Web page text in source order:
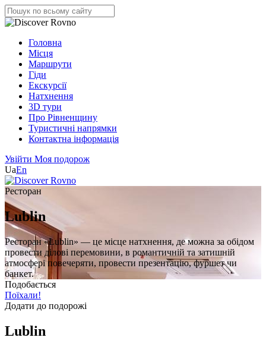
Головна
Місця
Маршрути
Гіди
Екскурсії
Натхнення
3D тури
Про Рівненщину
Туристичні напрямки
Контактна інформація
Увійти Моя подорож
UaEn
Ресторан
Lublin
Ресторан «Lublin» — це місце натхнення, де можна за обідом
провести ділові перемовини, в романтичній та затишній
атмосфері повечеряти, провести презентацію, фуршет чи
банкет.
Подобається
Поїхали!
Додати до подорожі
Lublin